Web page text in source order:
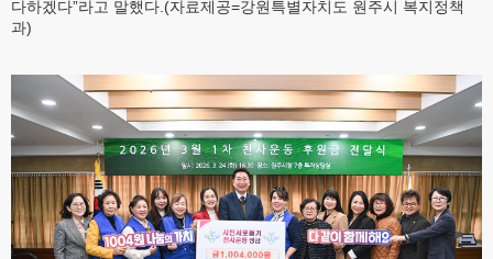
다하겠다”라고 말했다.(자료제공=강원특별자치도 원주시 복지정책
과)